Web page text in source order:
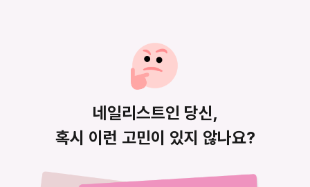
네일리스트인 당신,
혹시 이런 고민이 있지 않나요?